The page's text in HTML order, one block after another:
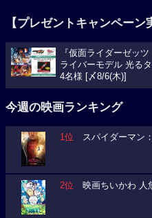
【プレゼントキャンペーン
『仮面ライダーゼッ
ライバーモデル 光る
4名様 [〆8/6(木)]
今週の映画ランキング
1位 スパイダーマン
2位 映画ちいかわ 人